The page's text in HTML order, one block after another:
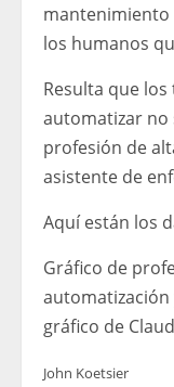
mantenimiento
los humanos
Resulta que
automatizar no
profesión de
asistente de
Aquí están los
Gráfico de
automatización
gráfico de
John Koetsier